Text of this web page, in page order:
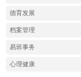
德育发展
档案管理
易班事务
心理健康